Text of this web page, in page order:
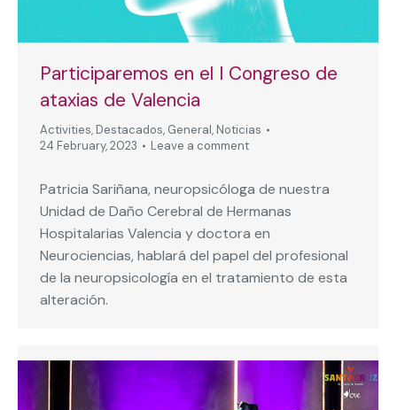
Participaremos en el I Congreso de
ataxias de Valencia
Activities, Destacados, General, Noticias
24 February, 2023
Leave a comment
Patricia Sariñana, neuropsicóloga de nuestra
Unidad de Daño Cerebral de Hermanas
Hospitalarias Valencia y doctora en
Neurociencias, hablará del papel del profesional
de la neuropsicología en el tratamiento de esta
alteración.